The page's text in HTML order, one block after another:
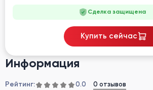
Информация
Рейтинг: 0.0 0 отзывов
Сделка защищена
Купить сейчас